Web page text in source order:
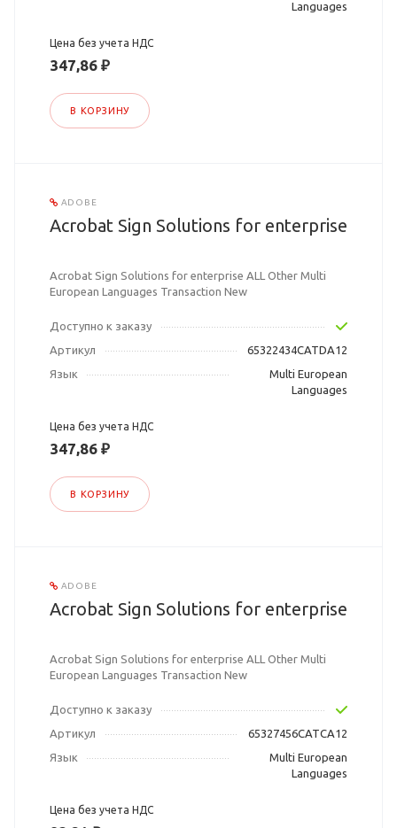
Languages
Цена без учета НДС
347,86 ₽
В КОРЗИНУ
ADOBE
Acrobat Sign Solutions for enterprise
Acrobat Sign Solutions for enterprise ALL Other Multi
European Languages Transaction New
Доступно к заказу
Артикул
65322434CATDA12
Язык
Multi European
Languages
Цена без учета НДС
347,86 ₽
В КОРЗИНУ
ADOBE
Acrobat Sign Solutions for enterprise
Acrobat Sign Solutions for enterprise ALL Other Multi
European Languages Transaction New
Доступно к заказу
Артикул
65327456CATCA12
Язык
Multi European
Languages
Цена без учета НДС